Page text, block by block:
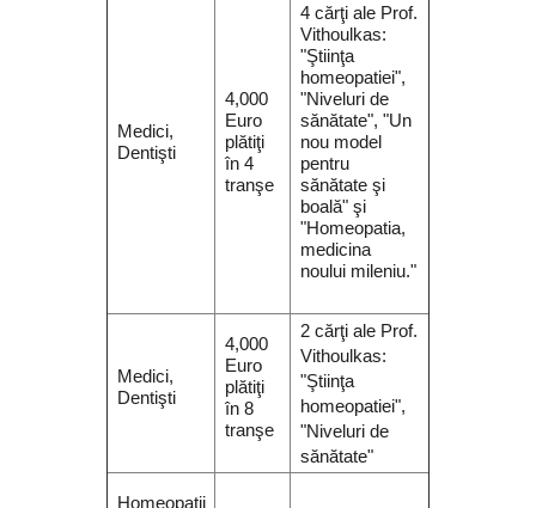
Medici,
Dentişti
4,000
Euro
plătiţi
în 4
tranşe
4 cărţi ale Prof.
Vithoulkas:
"Ştiinţa
homeopatiei",
"Niveluri de
sănătate", "Un
nou model
pentru
sănătate şi
boală" şi
"Homeopatia,
medicina
noului mileniu."
Medici,
Dentişti
4,000
Euro
plătiţi
în 8
tranşe
2 cărţi ale Prof.
Vithoulkas:
"Ştiinţa
homeopatiei",
"Niveluri de
sănătate"
Homeopatii